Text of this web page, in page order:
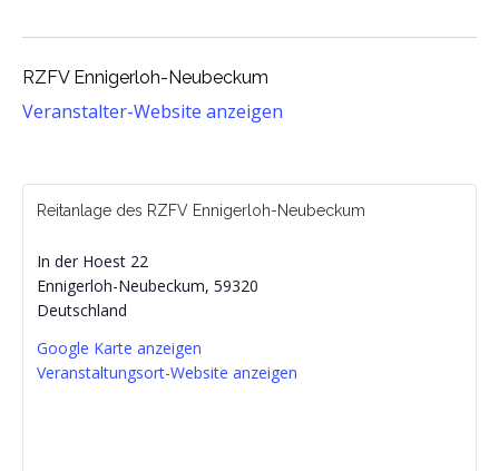
RZFV Ennigerloh-Neubeckum
Veranstalter-Website anzeigen
Reitanlage des RZFV Ennigerloh-Neubeckum
In der Hoest 22
Ennigerloh-Neubeckum, 59320
Deutschland
Google Karte anzeigen
Veranstaltungsort-Website anzeigen